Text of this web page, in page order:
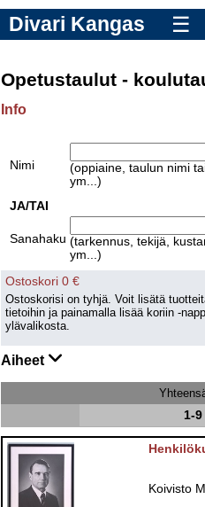
Divari Kangas ☰
Opetustaulut -
Info
Nimi
(oppiaine, taulun nimi
ym...)
JA/TAI
Sanahaku (tarkennus, tekijä,
ym...)
Ostoskori 0 €
Ostoskorisi on tyhjä. Voit lisätä
tietoihin ja painamalla lisää koriin -
ylävalikosta.
Aiheet
1-9
Koivisto